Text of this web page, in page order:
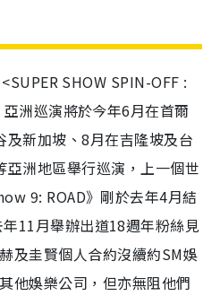
SHOW SPIN-OFF :
洲巡演將於今年6月在首爾
新加坡、8月在吉隆坡及台
亞洲地區舉行巡演，上一個世
9: ROAD》剛於去年4月結
11月舉辦出道18週年粉絲見
及圭賢個人合約沒續約SM娛
他娛樂公司，但亦無阻他們